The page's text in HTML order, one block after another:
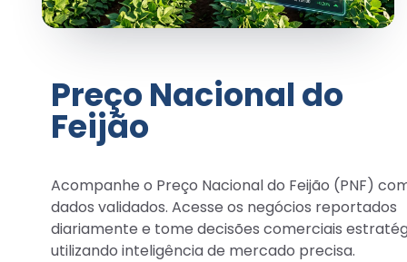
Preço Nacional do
Feijão
Acompanhe o Preço Nacional do Feijão (PNF)
dados validados. Acesse os negócios reportados
diariamente e tome decisões comerciais
utilizando inteligência de mercado precisa.